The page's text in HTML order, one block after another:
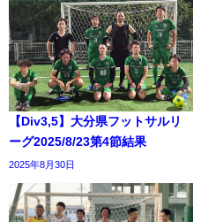
【Div3,5】大分県フットサルリ
ーグ2025/8/23第4節結果
2025年8月30日